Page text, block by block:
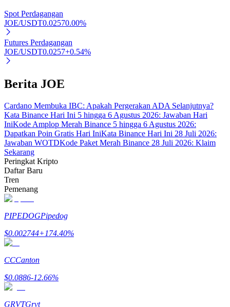
Pelajari Staking
Bitrue
AI
Mitra Bitrue
Hingga 65% Komisi!
Spot Perdagangan
JOE/USDT0.02570.00%
Futures Perdagangan
JOE/USDT0.0257+0.54%
Berita JOE
Cardano Membuka IBC: Apakah Pergerakan ADA Selanjutnya?
Kata Binance Hari Ini 5 hingga 6 Agustus 2026: Jawaban Hari
IniKode Amplop Merah Binance 5 hingga 6 Agustus 2026:
Dapatkan Poin Gratis Hari IniKata Binance Hari Ini 28 Juli 2026:
Jawaban WOTDKode Paket Merah Binance 28 Juli 2026: Klaim
Sekarang
Peringkat Kripto
Daftar Baru
Tren
Pemenang
PIPEDOGPipedog
$0.002744+174.40%
CCCanton
$0.0886-12.66%
GRVTGrvt